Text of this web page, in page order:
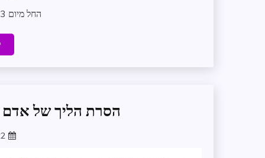
החל מיום 1/1/2023 תחדל עמותת התמנון להפעיל את אתר תולעת המשפט.
הסרת הליך של אדם